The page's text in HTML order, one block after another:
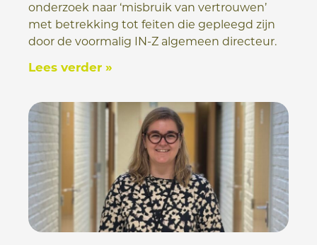
onderzoek naar ‘misbruik van vertrouwen’
met betrekking tot feiten die gepleegd zijn
door de voormalig IN-Z algemeen directeur.
Lees verder »